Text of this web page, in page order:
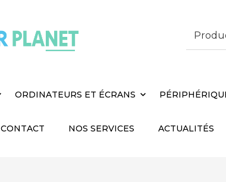
Search
for:
ORDINATEURS ET ÉCRANS
CONTACT NOS SERVICES ACTUALITÉS